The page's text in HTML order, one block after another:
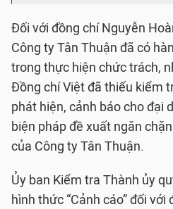
Đối với đồng chí Nguyễn
Công ty Tân Thuận đã có
trong thực hiện chức trách,
Đồng chí Việt đã thiếu kiểm
phát hiện, cảnh báo cho đại
biện pháp đề xuất ngăn
của Công ty Tân Thuận.
Ủy ban Kiểm tra Thành ủy
hình thức “Cảnh cáo” đối